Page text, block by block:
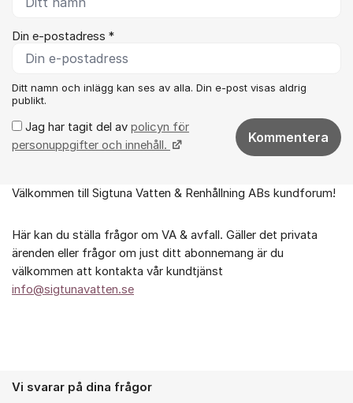
Din e-postadress *
Ditt namn och inlägg kan ses av alla. Din e-post visas aldrig
publikt.
Jag har tagit del av policyn för
personuppgifter och innehåll.
Kommentera
Om forumet
Välkommen till Sigtuna Vatten & Renhållning ABs kundforum!
Här kan du ställa frågor om VA & avfall. Gäller det privata
ärenden eller frågor om just ditt abonnemang är du
välkommen att kontakta vår kundtjänst
info@sigtunavatten.se
Vi svarar på dina frågor